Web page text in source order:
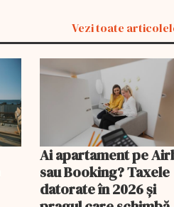
Vezi toate
Ai apartament pe
sau Booking? Taxele
datorate în 2026 și